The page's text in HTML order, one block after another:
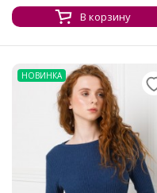
В корзину
НОВИНКА